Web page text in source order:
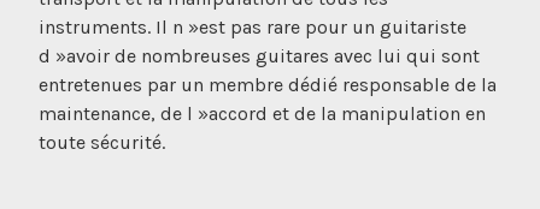
instruments. Il n »est pas rare pour un guitariste
d »avoir de nombreuses guitares avec lui qui sont
entretenues par un membre dédié responsable de la
maintenance, de l »accord et de la manipulation en
toute sécurité.